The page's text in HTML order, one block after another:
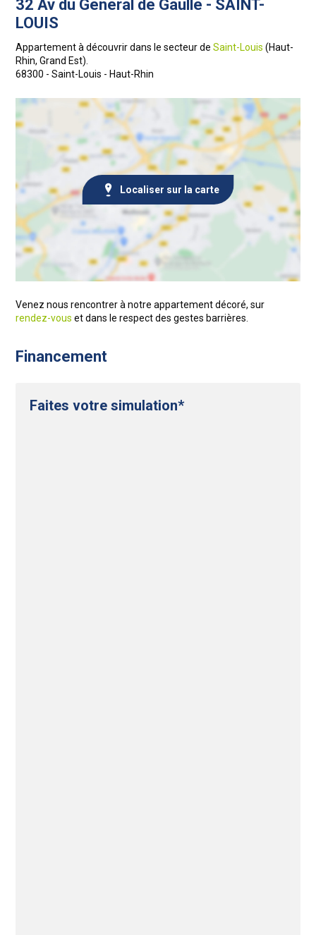
32 Av du Général de Gaulle - SAINT-
LOUIS
Appartement à découvrir dans le secteur de Saint-Louis (Haut-
Rhin, Grand Est).
68300 - Saint-Louis - Haut-Rhin
Localiser sur la carte
Venez nous rencontrer à notre appartement décoré, sur
rendez-vous et dans le respect des gestes barrières.
Financement
Faites votre simulation*